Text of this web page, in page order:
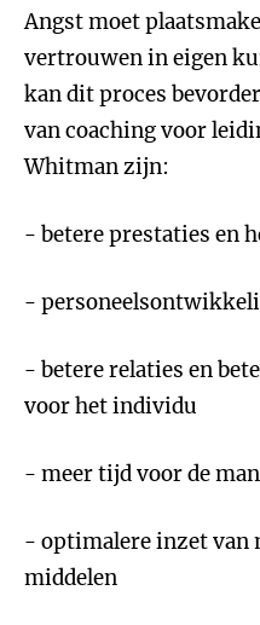
Angst moet
vertrouwen in eigen
kan dit proces
van coaching voor
Whitman zijn:
- betere prestaties en
-
- betere relaties en
voor het individu
- meer tijd voor de
- optimalere inzet van
middelen